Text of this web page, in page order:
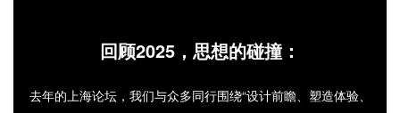
回顾2025，思想的碰撞：
去年的上海论坛，我们与众多同行围绕“设计前瞻、塑造体验、